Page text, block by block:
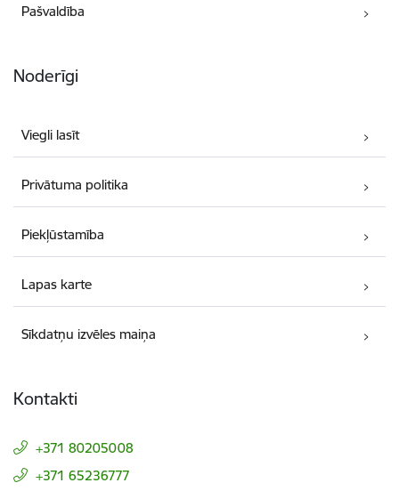
Pašvaldība
Noderīgi
Viegli lasīt
Privātuma politika
Piekļūstamība
Lapas karte
Sīkdatņu izvēles maiņa
Kontakti
+371 80205008
+371 65236777